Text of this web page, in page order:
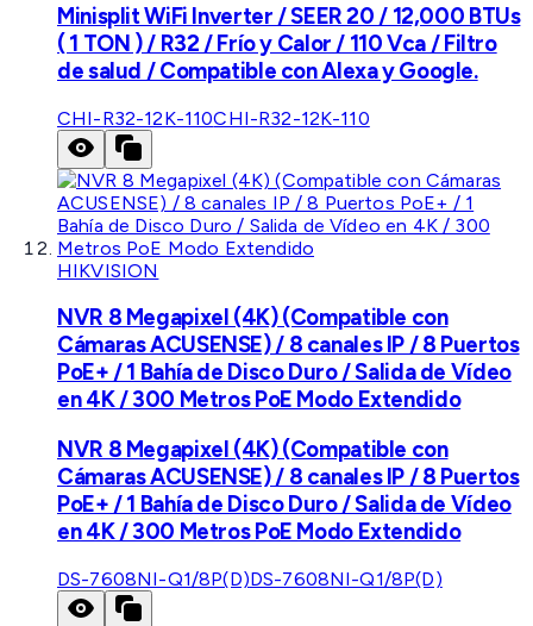
Minisplit WiFi Inverter / SEER 20 / 12,000 BTUs
( 1 TON ) / R32 / Frío y Calor / 110 Vca / Filtro
de salud / Compatible con Alexa y Google.
CHI-R32-12K-110CHI-R32-12K-110
HIKVISION
NVR 8 Megapixel (4K) (Compatible con
Cámaras ACUSENSE) / 8 canales IP / 8 Puertos
PoE+ / 1 Bahía de Disco Duro / Salida de Vídeo
en 4K / 300 Metros PoE Modo Extendido
NVR 8 Megapixel (4K) (Compatible con
Cámaras ACUSENSE) / 8 canales IP / 8 Puertos
PoE+ / 1 Bahía de Disco Duro / Salida de Vídeo
en 4K / 300 Metros PoE Modo Extendido
DS-7608NI-Q1/8P(D)DS-7608NI-Q1/8P(D)